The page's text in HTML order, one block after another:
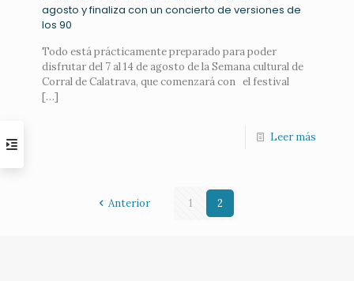
agosto y finaliza con un concierto de versiones de
los 90
Todo está prácticamente preparado para poder
disfrutar del 7 al 14 de agosto de la Semana cultural de
Corral de Calatrava, que comenzará con el festival
[…]
Leer más
Anterior 1 2